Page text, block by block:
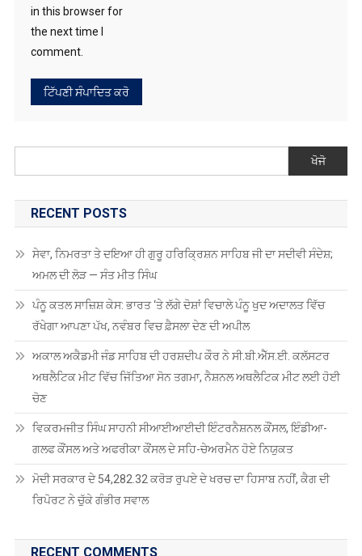
RECENT POSTS
ਸੇਵਾ, ਨਿਮਰਤਾ ਤੇ ਦਇਆ ਹੀ ਗੁਰੂ ਹਰਿਕ੍ਰਿਸ਼ਨ ਸਾਹਿਬ ਜੀ ਦਾ ਸਦੀਵੀ ਸੰਦੇਸ਼;
ਅਮਲ ਦੀ ਲੋੜ — ਸੰਤ ਮੀਤ ਸਿੰਘ
ਰੱਖੇਗਾ ਆਪਣਾ ਪੱਖ, ਨਵੰਬਰ ਵਿਚ ਫ਼ੈਸਲਾ ਦੇਣ ਦੀ ਅਪੀਲ
ਅਥਲੈਟਿਕ ਮੀਟ ਵਿੱਚ ਜਿੱਤਿਆ ਸੋਨ ਤਗਮਾ, ਨੈਸ਼ਨਲ ਅਥਲੈਟਿਕ ਮੀਟ ਲਈ ਹੋਈ
ਵਿਕਰਮਜੀਤ ਸਿੰਘ ਸਾਹਨੀ ਸੀਆਈਆਈਦੀ ਇੰਟਰਨੈਸ਼ਨਲ ਕੌਂਸਲ, ਇੰਡੀਆ-
ਗਲਫ ਕੌਂਸਲ ਅਤੇ ਅਫਰੀਕਾ ਕੌਂਸਲ ਦੇ ਸਹਿ-ਚੇਅਰਮੈਨ ਹੋਏ ਨਿਯੁਕਤ
ਮੋਦੀ ਸਰਕਾਰ ਦੇ 54,282.32 ਕਰੋੜ ਰੁਪਏ ਦੇ ਖਰਚ ਦਾ ਹਿਸਾਬ ਨਹੀਂ, ਕੈਗ ਦੀ
ਰਿਪੋਰਟ ਨੇ ਚੁੱਕੇ ਗੰਭੀਰ ਸਵਾਲ
RECENT COMMENTS
Antonio2064 ਗੁਰਦਾਸ ਮਾਨ ਹਰਿਮੰਦਰ ਸਾਹਿਬ ਹੋਏ ਨਤਮਸਤਕ
Robin Singh Robin Singhonਪੰਜਾਬ ਸਕੂਲ ਸਿੱਖਿਆ ਬੋਰਡ ਵੱਲੋਂ ਅੱਠਵੀਂ,
ਦਸਵੀਂ, ਬਾਰ੍ਹਵੀਂ ਅਤੇ ਓਪਨ ਸਕੂਲ 2025 ਦੀਆਂ ਪ੍ਰੀਖਿਆਵਾਂ ਲਈ ਤਰੀਕਾਂ ਦਾ
ਐਲਾਨ
ਅਚਾਨਕ ਗਾਇਬ, ਬਰਾਤ ਵਾਪਸ ਪਰਤੀ